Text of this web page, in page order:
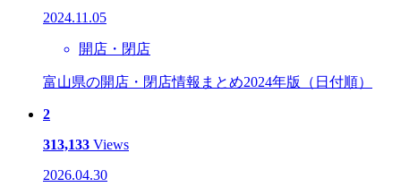
2024.11.05
開店・閉店
富山県の開店・閉店情報まとめ2024年版（日付順）
2
313,133 Views
2026.04.30